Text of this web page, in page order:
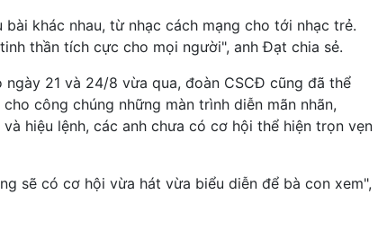
khác nhau, từ nhạc cách mạng cho tới nhạc trẻ.
thần tích cực cho mọi người", anh Đạt chia sẻ.
21 và 24/8 vừa qua, đoàn CSCĐ cũng đã thể
công chúng những màn trình diễn mãn nhãn,
hiệu lệnh, các anh chưa có cơ hội thể hiện trọn vẹn
sẽ có cơ hội vừa hát vừa biểu diễn để bà con xem",